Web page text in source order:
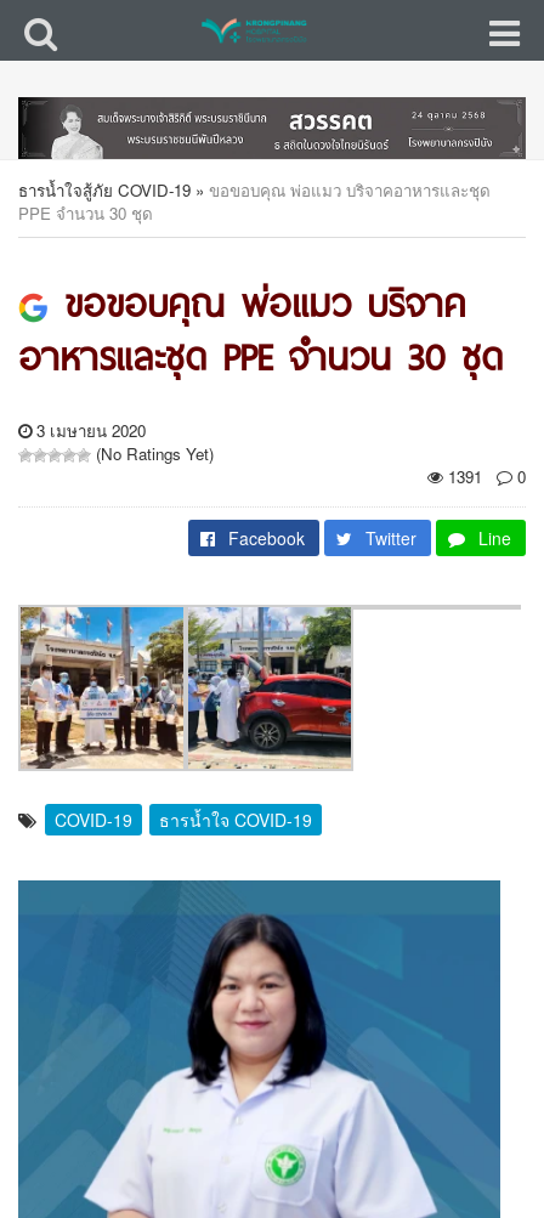
ธารน้ำใจสู้ภัย COVID-19 » ขอขอบคุณ พ่อแมว บริจาคอาหารและชุด
PPE จำนวน 30 ชุด
ขอขอบคุณ พ่อแมว บริจาค
อาหารและชุด PPE จำนวน 30 ชุด
3 เมษายน 2020
(No Ratings Yet)
1391
0
Facebook Twitter Line
COVID-19 ธารน้ำใจ COVID-19